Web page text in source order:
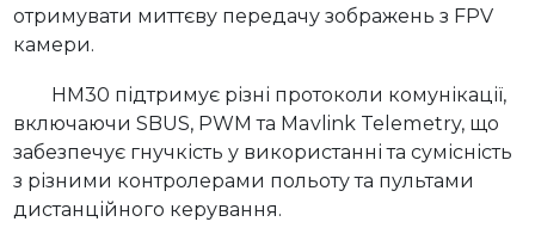
отримувати миттєву передачу зображень з FPV
камери.
HM30 підтримує різні протоколи комунікації,
включаючи SBUS, PWM та Mavlink Telemetry, що
забезпечує гнучкість у використанні та сумісність
з різними контролерами польоту та пультами
дистанційного керування.